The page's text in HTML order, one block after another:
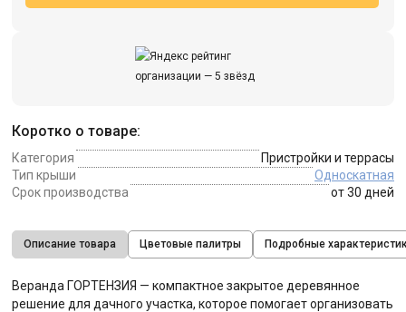
Коротко о товаре:
Категория
Пристройки и террасы
Тип крыши
Односкатная
Срок производства
от 30 дней
Описание товара Цветовые палитры Подробные
Веранда ГОРТЕНЗИЯ — компактное закрытое деревянное
решение для дачного участка, которое помогает организовать